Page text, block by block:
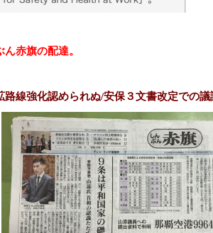
ん赤旗の配達。
路線強化認められぬ/安保３文書改定での